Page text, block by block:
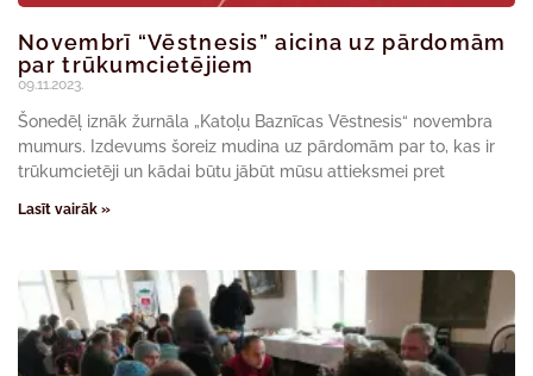
Novembrī “Vēstnesis” aicina uz pārdomām
par trūkumcietējiem
09.11.2023.
Šonedēļ iznāk žurnāla „Katoļu Baznīcas Vēstnesis“ novembra
mumurs. Izdevums šoreiz mudina uz pārdomām par to, kas ir
trūkumcietēji un kādai būtu jābūt mūsu attieksmei pret
Lasīt vairāk »